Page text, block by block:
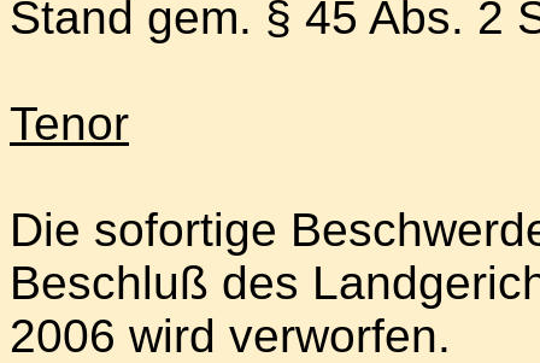
Stand gem. § 45 Abs. 2
Tenor
Die sofortige
Beschluß des
2006 wird verworfen.